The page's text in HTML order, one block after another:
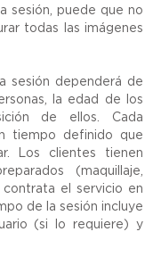
sesión, puede que no
todas las imágenes
sesión dependerá de
la edad de los
de ellos. Cada
tiempo definido que
Los clientes tienen
(maquillaje,
el servicio en
de la sesión incluye
(si lo requiere) y